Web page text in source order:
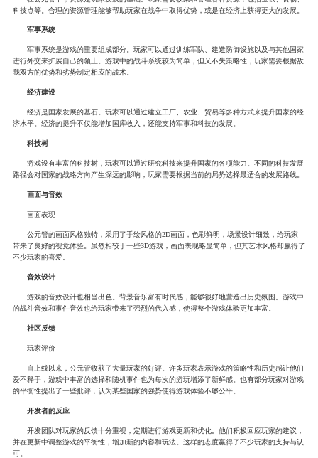
科技点等。合理的资源管理能够帮助玩家在战争中取得优势，或是在经济上获得更大的发展。
军事系统
军事系统是游戏的重要组成部分。玩家可以通过训练军队、建造防御设施以及与其他国家
进行外交来扩展自己的领土。游戏中的战斗系统较为简单，但又不失策略性，玩家需要根据敌
我双方的优势和劣势制定相应的战术。
经济建设
经济是国家发展的基石。玩家可以通过建立工厂、农业、贸易等多种方式来提升国家的经
济水平。经济的提升不仅能增加国库收入，还能支持军事和科技的发展。
科技树
游戏设有丰富的科技树，玩家可以通过研究科技来提升国家的各项能力。不同的科技发展
路径会对国家的战略方向产生深远的影响，玩家需要根据当前的局势选择最适合的发展路线。
画面与音效
画面表现
公元管的画面风格独特，采用了手绘风格的2D画面，色彩鲜明，场景设计细致，给玩家
带来了良好的视觉体验。虽然相较于一些3D游戏，画面表现略显简单，但其艺术风格却赢得了
不少玩家的喜爱。
音效设计
游戏的音效设计也相当出色。背景音乐富有时代感，能够很好地营造出历史氛围。游戏中
的战斗音效和事件音效也给玩家带来了强烈的代入感，使得整个游戏体验更加丰富。
社区反馈
玩家评价
自上线以来，公元管收获了大量玩家的好评。许多玩家表示游戏的策略性和历史感让他们
爱不释手，游戏中丰富的选择和随机事件也为每次的游玩增添了新鲜感。也有部分玩家对游戏
的平衡性提出了一些批评，认为某些国家的强势使得游戏体验不够公平。
开发者的反应
开发团队对玩家的反馈十分重视，定期进行游戏更新和优化。他们积极回应玩家的建议，
并在更新中调整游戏的平衡性，增加新的内容和玩法。这样的态度赢得了不少玩家的支持与认
可。